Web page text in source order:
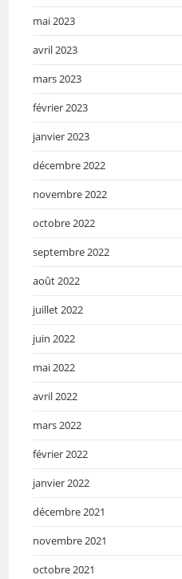
mai 2023
avril 2023
mars 2023
février 2023
janvier 2023
décembre 2022
novembre 2022
octobre 2022
septembre 2022
août 2022
juillet 2022
juin 2022
mai 2022
avril 2022
mars 2022
février 2022
janvier 2022
décembre 2021
novembre 2021
octobre 2021